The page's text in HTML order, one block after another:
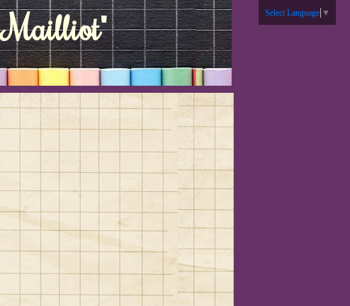
Select Language ▼
Mailliot"